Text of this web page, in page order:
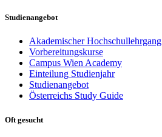
Studienangebot
Akademischer Hochschullehrgang
Vorbereitungskurse
Campus Wien Academy
Einteilung Studienjahr
Studienangebot
Österreichs Study Guide
Oft gesucht